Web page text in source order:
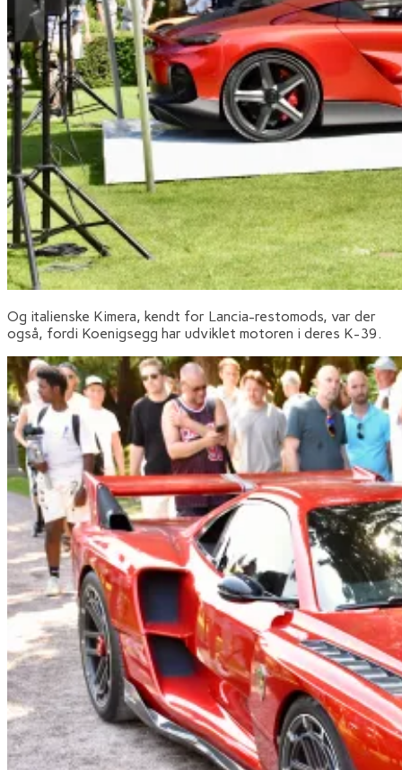
Og italienske Kimera, kendt for Lancia-restomods, var der
også, fordi Koenigsegg har udviklet motoren i deres K-39.